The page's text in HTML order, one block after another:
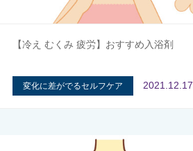
【冷え むくみ 疲労】おすすめ入浴剤
変化に差がでるセルフケア 2021.12.17